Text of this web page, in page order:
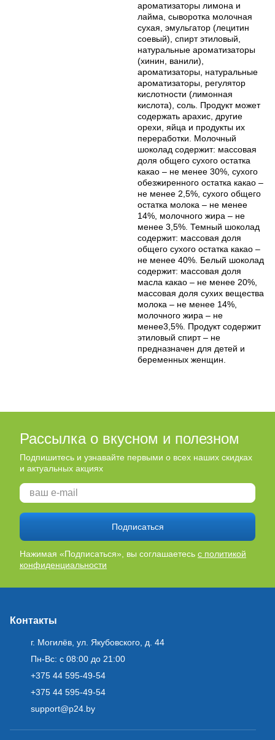
ароматизаторы лимона и
лайма, сыворотка молочная
сухая, эмульгатор (лецитин
соевый), спирт этиловый,
натуральные ароматизаторы
(хинин, ванили),
ароматизаторы, натуральные
ароматизаторы, регулятор
кислотности (лимонная
кислота), соль. Продукт может
содержать арахис, другие
орехи, яйца и продукты их
переработки. Молочный
шоколад содержит: массовая
доля общего сухого остатка
какао – не менее 30%, сухого
обезжиренного остатка какао –
не менее 2,5%, сухого общего
остатка молока – не менее
14%, молочного жира – не
менее 3,5%. Темный шоколад
содержит: массовая доля
общего сухого остатка какао –
не менее 40%. Белый шоколад
содержит: массовая доля
масла какао – не менее 20%,
массовая доля сухих вещества
молока – не менее 14%,
молочного жира – не
менее3,5%. Продукт содержит
этиловый спирт – не
предназначен для детей и
беременных женщин.
Рассылка о вкусном и полезном
Подпишитесь и узнавайте первыми о всех наших скидках
и актуальных акциях
Подписаться
Нажимая «Подписаться», вы соглашаетесь с политикой
конфиденциальности
Контакты
г. Могилёв, ул. Якубовского, д. 44
Пн-Вс: с 08:00 до 21:00
+375 44 595-49-54
+375 44 595-49-54
support@p24.by